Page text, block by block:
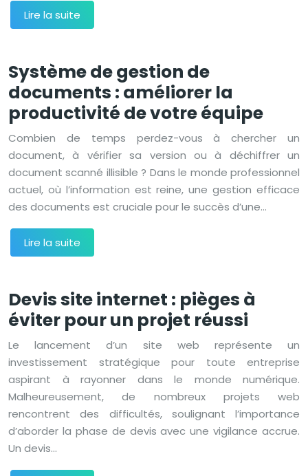
Lire la suite
Système de gestion de
documents : améliorer la
productivité de votre équipe
Combien de temps perdez-vous à chercher un
document, à vérifier sa version ou à déchiffrer un
document scanné illisible ? Dans le monde professionnel
actuel, où l’information est reine, une gestion efficace
des documents est cruciale pour le succès d’une…
Lire la suite
Devis site internet : pièges à
éviter pour un projet réussi
Le lancement d’un site web représente un
investissement stratégique pour toute entreprise
aspirant à rayonner dans le monde numérique.
Malheureusement, de nombreux projets web
rencontrent des difficultés, soulignant l’importance
d’aborder la phase de devis avec une vigilance accrue.
Un devis…